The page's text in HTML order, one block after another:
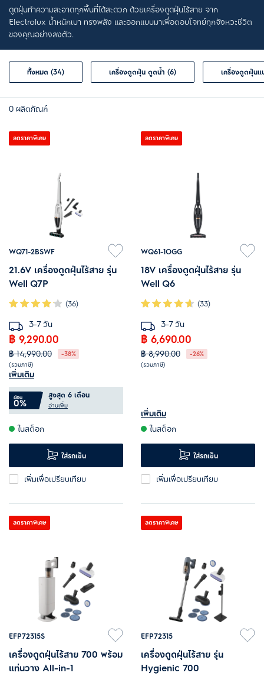
ดูดฝุ่นทำความสะอาดทุกพื้นที่ได้สะดวก ด้วยเครื่องดูดฝุ่นไร้สาย จาก
Electrolux น้ำหนักเบา ทรงพลัง และออกแบบมาเพื่อตอบโจทย์ทุกจังหวะชีวิต
ของคุณอย่างลงตัว.
ทั้งหมด (34) เครื่องดูดฝุ่น ดูดน้ำ (6) เครื่องดูดฝุ่น
0ผลิตภัณฑ์
ลดราคาพิเศษ
WQ71-2BSWF
21.6V เครื่องดูดฝุ่นไร้สาย รุ่น
Well Q7P
(36)
3-7 วัน
฿ 9,290.00
฿ 14,990.00
-38%
(รวมภาษี)
Grab & Go ทำความสะอาดได้
สะดวกและรวดเร็ว
หัวดูด PowerPro ทำความสะอาด
ลื่นไหล เพื่มความเงางามให้พื้น
ระบบดูดแบบไซโคลน เต็มพลังทุก
ครั้งที่ใช้งาน
เพิ่มเติม
ผ่อน
0%
สูงสุด 6 เดือน
อ่านเพิ่ม
ในสต็อก
ใส่รถเข็น
เพิ่มเพื่อเปรียบเทียบ
ลดราคาพิเศษ
WQ61-1OGG
18V เครื่องดูดฝุ่นไร้สาย รุ่น
Well Q6
(33)
3-7 วัน
฿ 6,690.00
฿ 8,990.00
-26%
(รวมภาษี)
ระบบดูดแบบไซโคลน เต็มพลังทุก
ครั้งที่ใช้งาน
น้ำหนักเบา ไม่เปลืองแรงในการ
ทำความสะอาด
เพิ่มเติม
ในสต็อก
ใส่รถเข็น
เพิ่มเพื่อเปรียบเทียบ
ลดราคาพิเศษ
EFP72315S
เครื่องดูดฝุ่นไร้สาย 700 พร้อม
แท่นวาง All-in-1
ลดราคาพิเศษ
EFP72315
เครื่องดูดฝุ่นไร้สาย รุ่น
Hygienic 700